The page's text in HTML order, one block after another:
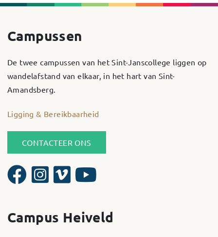
Campussen
De twee campussen van het Sint-Janscollege liggen op
wandelafstand van elkaar, in het hart van Sint-
Amandsberg.
Ligging & Bereikbaarheid
CONTACTEER ONS
Campus Heiveld